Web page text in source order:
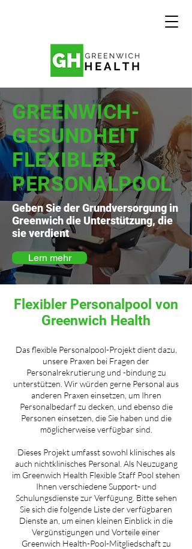
GREENWICH-
GESUNDHEIT
FLEXIBLER
PERSONALPOOL
Geben Sie der Grundversorgung in
Greenwich die Unterstützung, die
sie verdient
Lern mehr
Flexibler Personalpool von
Greenwich Health
Das flexible Personalpool-Projekt dient dazu,
unsere Praxen bei Fragen der
Personalrekrutierung und -bindung zu
unterstützen. Wir würden gerne Personal aus
anderen Praxen einsetzen, um Ihren
Personalbedarf zu decken, und ebenso die
Personen einsetzen, die Sie haben und die
möglicherweise verfügbar sind.
Dieses Projekt umfasst sowohl klinisches als
auch nichtklinisches Personal. Als Neuzugang
im Greenwich Health Flexible Staff Pool stehen
Ihnen verschiedene Support- und
Schulungsdienste zur Verfügung. Bitte sehen
Sie sich die folgende Liste der verfügbaren
Dienste an, um einen kleinen Einblick in die
Vergünstigungen und Vorteile einer
Greenwich Health-Pool-Mitgliedschaft zu